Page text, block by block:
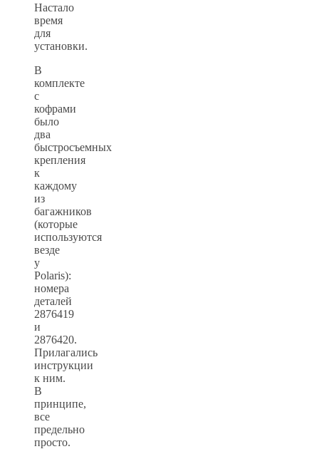
Настало
время
для
установки.
В
комплекте
с
кофрами
было
два
быстросъемных
крепления
к
каждому
из
багажников
(которые
используются
везде
у
Polaris):
номера
деталей
2876419
и
2876420.
Прилагались
инструкции
к ним.
В
принципе,
все
предельно
просто.